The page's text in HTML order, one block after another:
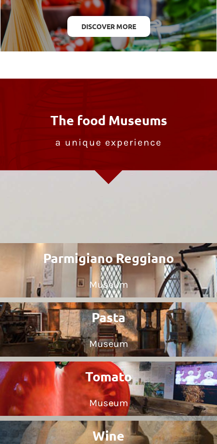
DISCOVER MORE
The food Museums
a unique experience
Parmigiano Reggiano
Museum
Pasta
Museum
Tomato
Museum
Wine